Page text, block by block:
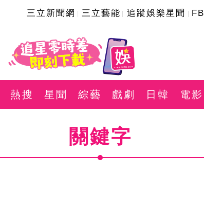
三立新聞網 三立藝能 追蹤娛樂星聞 FB
熱搜 星聞 綜藝 戲劇 日韓 電影
關鍵字